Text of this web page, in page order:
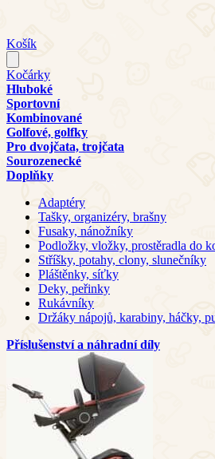
Košík
Kočárky
Hluboké
Sportovní
Kombinované
Golfové, golfky
Pro dvojčata, trojčata
Sourozenecké
Doplňky
Adaptéry
Tašky, organizéry, brašny
Fusaky, nánožníky
Podložky, vložky, prostěradla do
Stříšky, potahy, clony, slunečníky
Pláštěnky, síťky
Deky, peřinky
Rukávníky
Držáky nápojů, karabiny, háčky,
Příslušenství a náhradní díly